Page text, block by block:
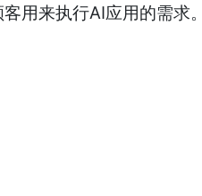
用来执行AI应用的需求。